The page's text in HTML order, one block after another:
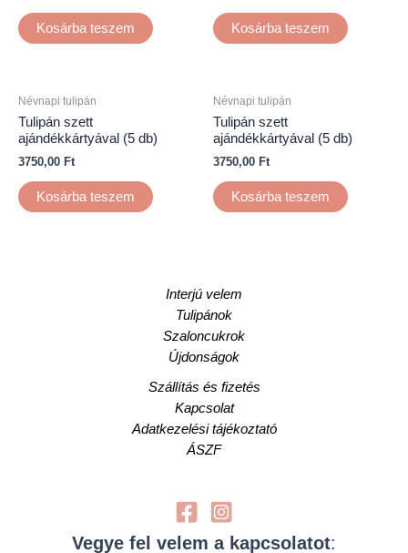
Kosárba teszem Kosárba teszem
Névnapi tulipán
Tulipán szett
ajándékkártyával (5 db)
3750,00 Ft
Kosárba teszem
Névnapi tulipán
Tulipán szett
ajándékkártyával (5 db)
3750,00 Ft
Kosárba teszem
Interjú velem
Tulipánok
Szaloncukrok
Újdonságok
Szállítás és fizetés
Kapcsolat
Adatkezelési tájékoztató
ÁSZF
Vegye fel velem a kapcsolatot: